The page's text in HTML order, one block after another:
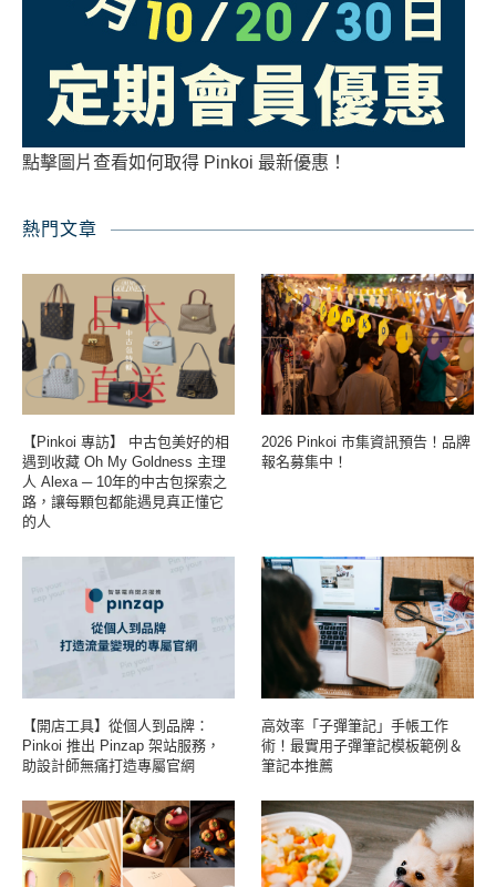
點擊圖片查看如何取得 Pinkoi 最新優惠！
熱門文章
【Pinkoi 專訪】 中古包美好的相
遇到收藏 Oh My Goldness 主理
人 Alexa ─ 10年的中古包探索之
路，讓每顆包都能遇見真正懂它
的人
2026 Pinkoi 市集資訊預告！品牌
報名募集中！
【開店工具】從個人到品牌：
Pinkoi 推出 Pinzap 架站服務，
助設計師無痛打造專屬官網
高效率「子彈筆記」手帳工作
術！最實用子彈筆記模板範例＆
筆記本推薦